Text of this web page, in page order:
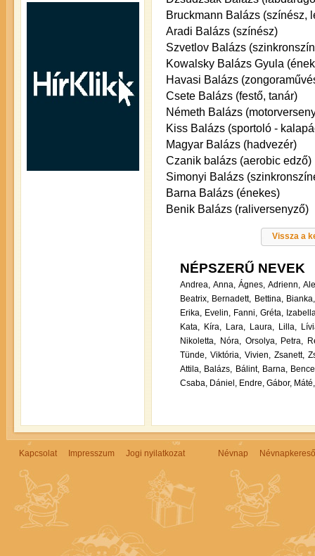
Bruckmann Balázs (színész,
Aradi Balázs (színész)
Szvetlov Balázs
Kowalsky Balázs Gyula
Havasi Balázs
Csete Balázs (festő, tanár)
Németh Balázs
Kiss Balázs (sportoló -
Magyar Balázs (hadvezér)
Czanik balázs (aerobic edző)
Simonyi Balázs
Barna Balázs (énekes)
Benik Balázs (raliversenyző)
Vissza a
NÉPSZERŰ NEVEK
Andrea, Anna, Ágnes, Adrienn,
Beatrix, Bernadett, Bettina, Bianka,
Erika, Evelin, Fanni, Gréta,
Kata, Kíra, Lara, Laura, Lilla,
Nikoletta, Nóra, Orsolya, Petra,
Tünde, Viktória, Vivien, Zsanett,
Attila, Balázs, Bálint, Barna,
Csaba, Dániel, Endre, Gábor, Máté,
Kapcsolat Impresszum Jogi nyilatkozat Névnap Névnapkereső